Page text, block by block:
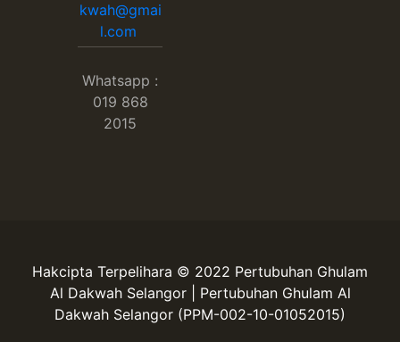
kwah@gmai
l.com
Whatsapp :
019 868
2015
Hakcipta Terpelihara © 2022 Pertubuhan Ghulam
Al Dakwah Selangor | Pertubuhan Ghulam Al
Dakwah Selangor (PPM-002-10-01052015)